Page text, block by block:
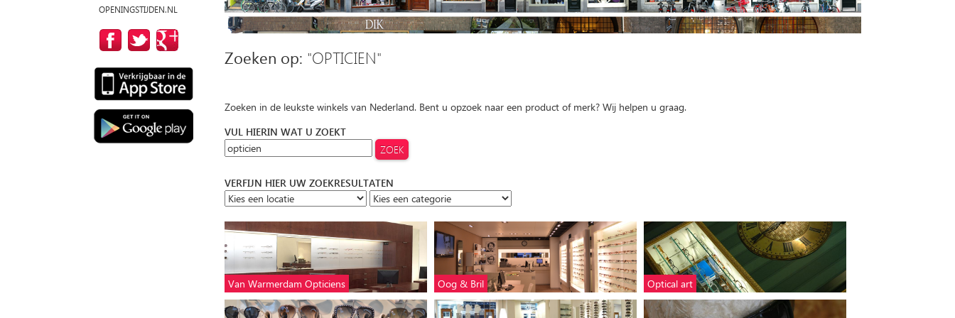
OPENINGSTIJDEN.NL
Zoeken op: "OPTICIEN"
Zoeken in de leukste winkels van Nederland. Bent u opzoek naar een product of merk? Wij helpen u graag.
VUL HIERIN WAT U ZOEKT
VERFIJN HIER UW ZOEKRESULTATEN
Van Warmerdam Opticiens Oog & Bril Optical art